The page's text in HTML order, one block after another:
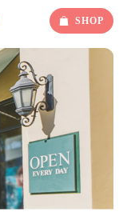
SHOP